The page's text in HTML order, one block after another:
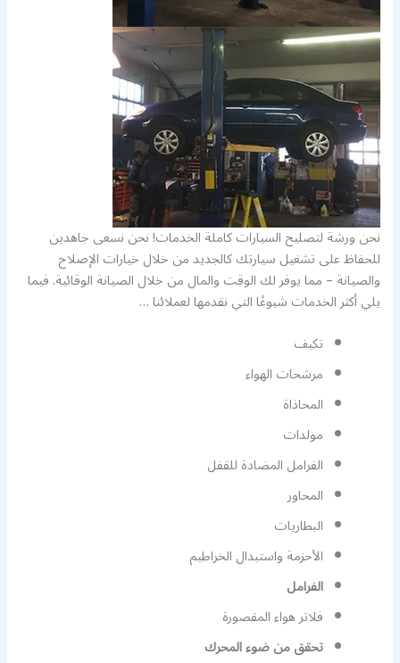
نحن ورشة لتصليح السيارات كاملة الخدمات! نحن نسعى جاهدين
للحفاظ على تشغيل سيارتك كالجديد من خلال خيارات الإصلاح
والصيانة – مما يوفر لك الوقت والمال من خلال الصيانة الوقائية. فيما
يلي أكثر الخدمات شيوعًا التي نقدمها لعملائنا …
تكيف
مرشحات الهواء
المحاذاة
مولدات
الفرامل المضادة للقفل
المحاور
البطاريات
الأحزمة واستبدال الخراطيم
الفرامل
فلاتر هواء المقصورة
تحقق من ضوء المحرك